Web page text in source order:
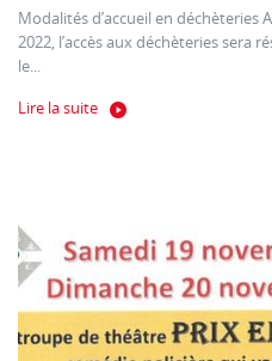
Modalités d’accueil en
2022, l’accès aux déchèteries sera
le...
Lire la suite